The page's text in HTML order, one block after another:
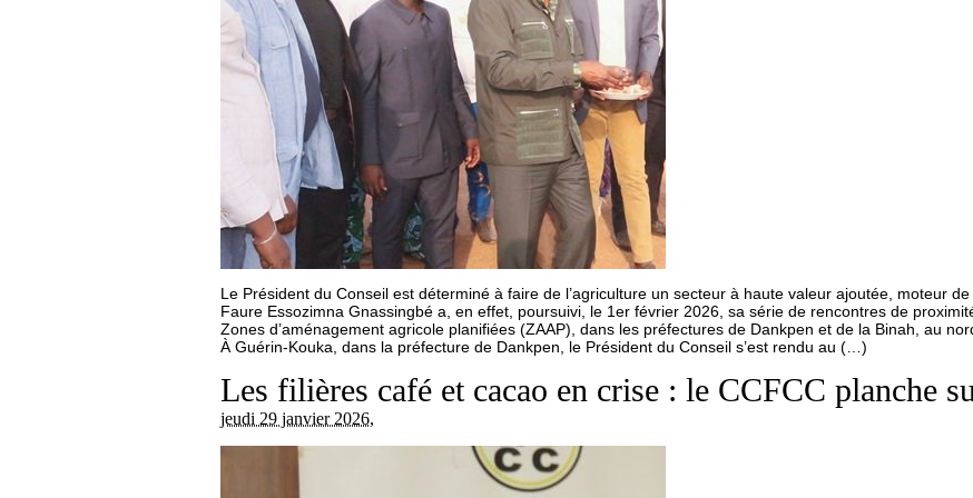
Le Président du Conseil est déterminé à faire de l’agriculture un secteur à haute valeur ajoutée, moteur
Faure Essozimna Gnassingbé a, en effet, poursuivi, le 1er février 2026, sa série de rencontres de
Zones d’aménagement agricole planifiées (ZAAP), dans les préfectures de Dankpen et de la Binah, au
À Guérin-Kouka, dans la préfecture de Dankpen, le Président du Conseil s’est rendu au (…)
Les filières café et cacao en crise : le CCFCC planche
jeudi 29 janvier 2026,